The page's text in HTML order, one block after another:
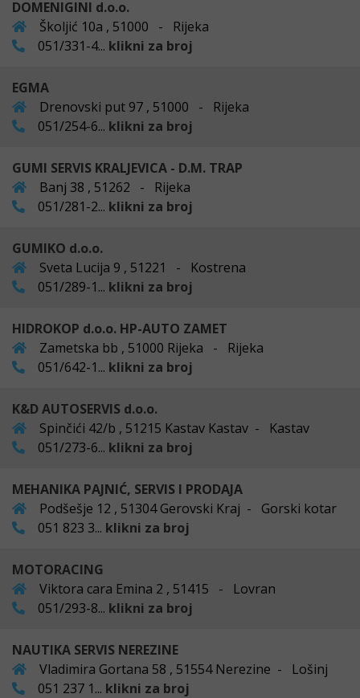
DOMENIGINI d.o.o.
Školjić 10a , 51000 - Rijeka
051/331-4... klikni za broj
EGMA
Drenovski put 97 , 51000 - Rijeka
051/254-6... klikni za broj
GUMI SERVIS KRALJEVICA - D.M. TRAP
Banj 38 , 51262 - Rijeka
051/281-2... klikni za broj
GUMIKO d.o.o.
Sveta Lucija 9 , 51221 - Kostrena
051/289-1... klikni za broj
HIDROKOP d.o.o. HP-AUTO ZAMET
Zametska bb , 51000 Rijeka - Rijeka
051/642-1... klikni za broj
K&D AUTOSERVIS d.o.o.
Spinčići 42/b , 51215 Kastav Kastav - Kastav
051/273-6... klikni za broj
MEHANIKA PAJNIĆ, SERVIS I PRODAJA
Podšešje 12 , 51304 Gerovski Kraj - Gorski kotar
051 823 3... klikni za broj
MOTORACING
Viktora cara Emina 2 , 51415 - Lovran
051/293-8... klikni za broj
NAUTIKA SERVIS NEREZINE
Vladimira Gortana 58 , 51554 Nerezine - Lošinj
051 237 1... klikni za broj